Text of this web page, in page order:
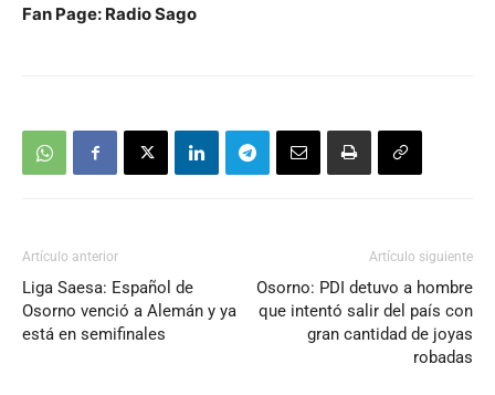
Fan Page: Radio Sago
Artículo anterior
Liga Saesa: Español de
Osorno venció a Alemán y ya
está en semifinales
Artículo siguiente
Osorno: PDI detuvo a hombre
que intentó salir del país con
gran cantidad de joyas
robadas